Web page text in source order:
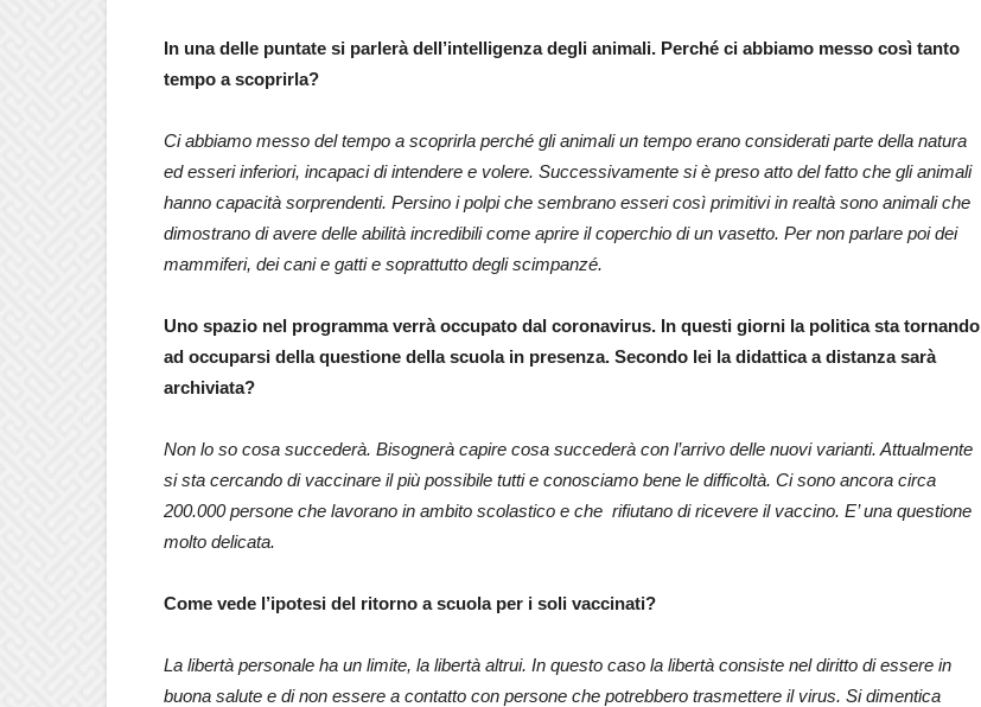
In una delle puntate si parlerà dell’intelligenza degli animali. Perché ci abbiamo messo così tanto
tempo a scoprirla?
Ci abbiamo messo del tempo a scoprirla perché gli animali un tempo erano considerati parte della natura
ed esseri inferiori, incapaci di intendere e volere. Successivamente si è preso atto del fatto che gli animali
hanno capacità sorprendenti. Persino i polpi che sembrano esseri così primitivi in realtà sono animali che
dimostrano di avere delle abilità incredibili come aprire il coperchio di un vasetto. Per non parlare poi dei
mammiferi, dei cani e gatti e soprattutto degli scimpanzé.
Uno spazio nel programma verrà occupato dal coronavirus. In questi giorni la politica sta tornando
ad occuparsi della questione della scuola in presenza. Secondo lei la didattica a distanza sarà
archiviata?
Non lo so cosa succederà. Bisognerà capire cosa succederà con l’arrivo delle nuovi varianti. Attualmente
si sta cercando di vaccinare il più possibile tutti e conosciamo bene le difficoltà. Ci sono ancora circa
200.000 persone che lavorano in ambito scolastico e che rifiutano di ricevere il vaccino. E’ una questione
molto delicata.
Come vede l’ipotesi del ritorno a scuola per i soli vaccinati?
La libertà personale ha un limite, la libertà altrui. In questo caso la libertà consiste nel diritto di essere in
buona salute e di non essere a contatto con persone che potrebbero trasmettere il virus. Si dimentica